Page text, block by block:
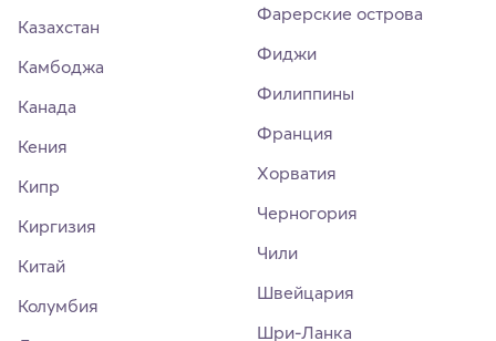
Казахстан
Камбоджа
Канада
Кения
Кипр
Киргизия
Китай
Колумбия
Фарерские острова
Фиджи
Филиппины
Франция
Хорватия
Черногория
Чили
Швейцария
Шри-Ланка